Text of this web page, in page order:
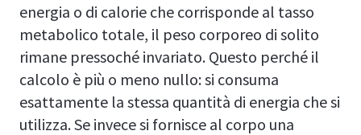
energia o di calorie che corrisponde al tasso
metabolico totale, il peso corporeo di solito
rimane pressoché invariato. Questo perché il
calcolo è più o meno nullo: si consuma
esattamente la stessa quantità di energia che si
utilizza. Se invece si fornisce al corpo una